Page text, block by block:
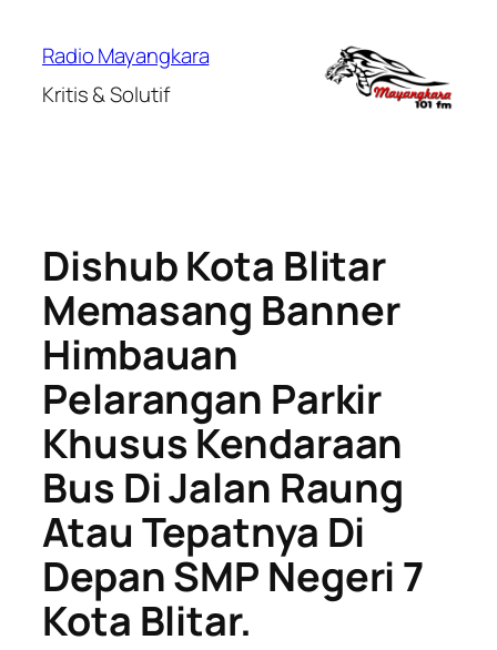
Radio Mayangkara
Kritis & Solutif
Dishub Kota Blitar
Memasang Banner
Himbauan
Pelarangan Parkir
Khusus Kendaraan
Bus Di Jalan Raung
Atau Tepatnya Di
Depan SMP Negeri 7
Kota Blitar.